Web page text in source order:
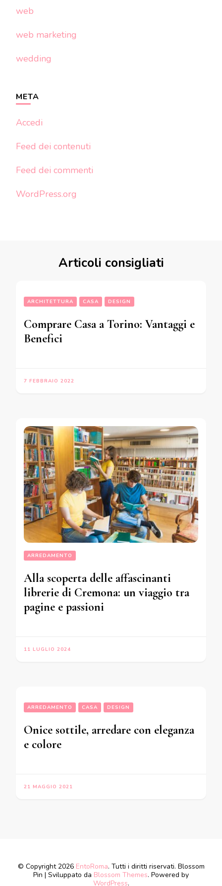
web
web marketing
wedding
META
Accedi
Feed dei contenuti
Feed dei commenti
WordPress.org
Articoli consigliati
ARCHITETTURA CASA DESIGN
Comprare Casa a Torino: Vantaggi e
Benefici
7 FEBBRAIO 2022
ARREDAMENTO
Alla scoperta delle affascinanti
librerie di Cremona: un viaggio tra
pagine e passioni
11 LUGLIO 2024
ARREDAMENTO CASA DESIGN
Onice sottile, arredare con eleganza
e colore
21 MAGGIO 2021
© Copyright 2026 EntoRoma. Tutti i diritti riservati. Blossom
Pin | Sviluppato da Blossom Themes. Powered by
WordPress.